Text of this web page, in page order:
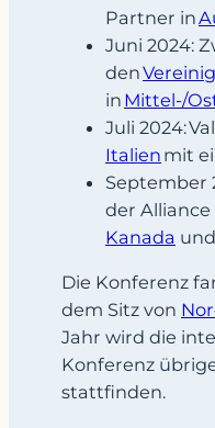
Partner in
Juni 2024:
den
in Mittel-/
Juli 2024:
Italien mit
September
der
Kanada und
Die Konferenz
dem Sitz von
Jahr wird die
Konferenz
stattfinden.